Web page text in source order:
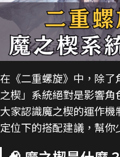
在《二重螺旋》中，除
之楔」系統絕對是影響
大家認識魔之楔的運作
定位下的搭配建議，幫